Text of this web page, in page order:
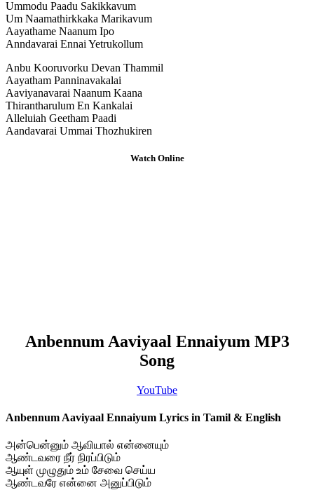
Ummodu Paadu Sakikkavum
Um Naamathirkkaka Marikavum
Aayathame Naanum Ipo
Anndavarai Ennai Yetrukollum
Anbu Kooruvorku Devan Thammil
Aayatham Panninavakalai
Aaviyanavarai Naanum Kaana
Thirantharulum En Kankalai
Alleluiah Geetham Paadi
Aandavarai Ummai Thozhukiren
Watch Online
Anbennum Aaviyaal Ennaiyum MP3
Song
YouTube
Anbennum Aaviyaal Ennaiyum Lyrics in Tamil & English
அன்பென்னும் ஆவியால் என்னையும்
ஆண்டவரை நீர் நிரப்பிடும்
ஆயுள் முழுதும் உம் சேவை செய்ய
ஆண்டவரே என்னை அனுப்பிடும்